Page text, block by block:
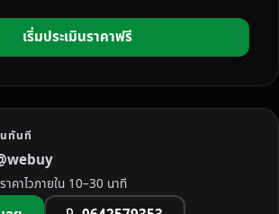
เริ่มประเมินราคาฟรี
นทันที
คาไวภายใน 10–30 นาที